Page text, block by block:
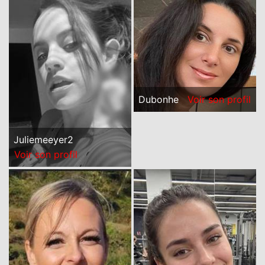
Juliemeeyer2
Voir son profil
Dubonhe Voir son profil